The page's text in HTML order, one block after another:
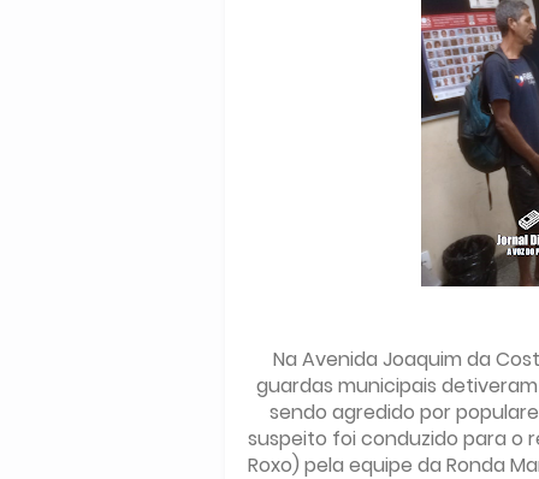
Na Avenida Joaquim da
guardas municipais
sendo agredido por
suspeito foi conduzido para o
Roxo) pela equipe da Ronda